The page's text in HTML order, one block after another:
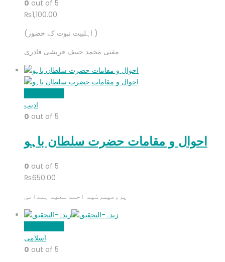
0 out of 5
₨1,100.00
(اہلبیت نبوت کے حضور )
مفتی محمد حنیف قریشی قادری
ادیب
0 out of 5
احوال و مقامات حضرت سلطان باہو
0 out of 5
₨650.00
پروفیسرسّید احمد سعید ہمدانی
اسلامی
0 out of 5